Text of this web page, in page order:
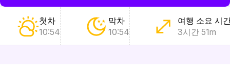
첫차
10:54
막차
10:54
여행 소요 시
3시간 51m